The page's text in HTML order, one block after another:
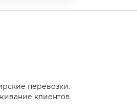
перевозки.
клиентов